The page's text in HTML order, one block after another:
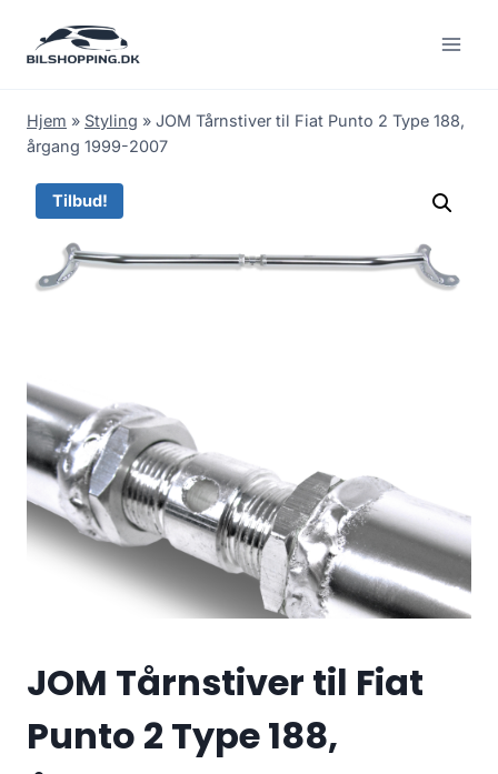
Hjem » Styling » JOM Tårnstiver til Fiat Punto 2 Type 188,
årgang 1999-2007
Tilbud!
JOM Tårnstiver til Fiat
Punto 2 Type 188,